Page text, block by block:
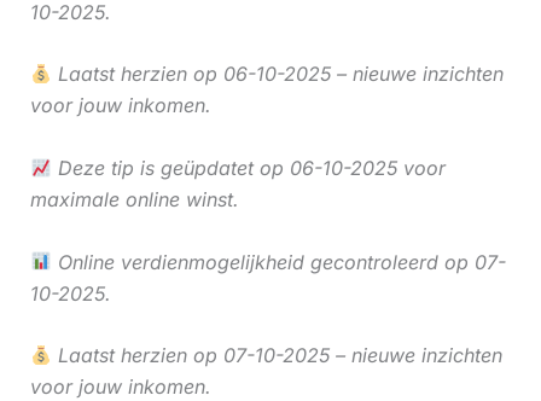
10-2025.
Laatst herzien op 06-10-2025 – nieuwe inzichten
voor jouw inkomen.
Deze tip is geüpdatet op 06-10-2025 voor
maximale online winst.
Online verdienmogelijkheid gecontroleerd op 07-
10-2025.
Laatst herzien op 07-10-2025 – nieuwe inzichten
voor jouw inkomen.